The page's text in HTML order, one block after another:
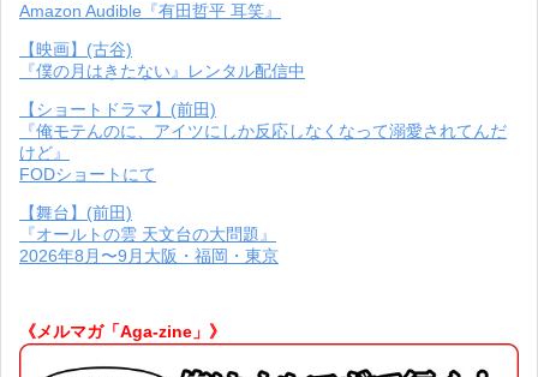
Amazon Audible『有田哲平 耳笑』
【映画】(古谷)
『僕の月はきたない』レンタル配信中
【ショートドラマ】(前田)
『俺モテんのに、アイツにしか反応しなくなって溺愛されてんだ
けど』
FODショートにて
【舞台】(前田)
『オールトの雲 天文台の大問題』
2026年8月〜9月大阪・福岡・東京
《メルマガ「Aga-zine」》